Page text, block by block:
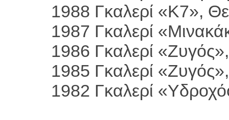
1988 Γκαλερί «Κ7»,
1987 Γκαλερί
1986 Γκαλερί
1985 Γκαλερί
1982 Γκαλερί